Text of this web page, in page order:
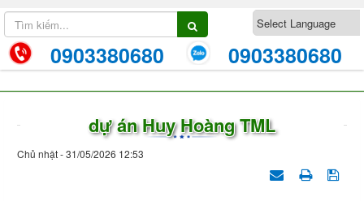
0903380680 0903380680
dự án Huy Hoàng TML
Chủ nhật - 31/05/2026 12:53